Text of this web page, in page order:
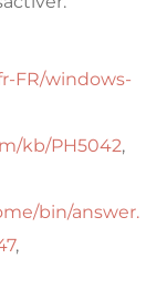
FR/windows-
kb/PH5042,
bin/answer.
,